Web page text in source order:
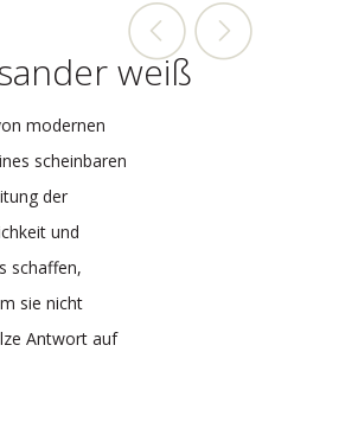
weiß
modernen
scheinbaren
der
und
schaffen,
sie nicht
Antwort auf